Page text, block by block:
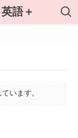
語＋
います。